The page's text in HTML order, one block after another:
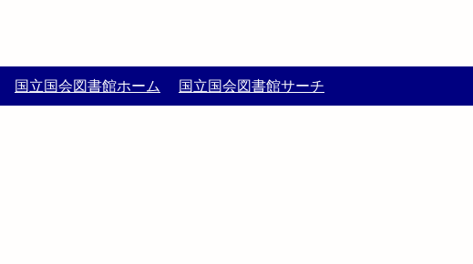
国立国会図書館ホーム 国立国会図書館サーチ